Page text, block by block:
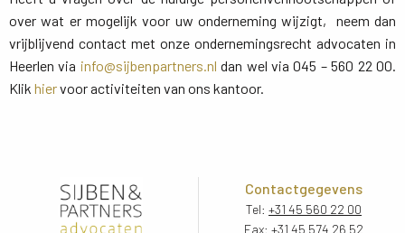
over wat er mogelijk voor uw onderneming wijzigt, neem dan
vrijblijvend contact met onze ondernemingsrecht advocaten in
Heerlen via info@sijbenpartners.nl dan wel via 045 – 560 22 00.
Klik hiervoor activiteiten van ons kantoor.
Contactgegevens
Tel: +31 45 560 22 00
Fax: +31 45 574 26 52